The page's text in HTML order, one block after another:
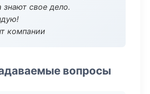
знают свое дело.
компании
вопросы